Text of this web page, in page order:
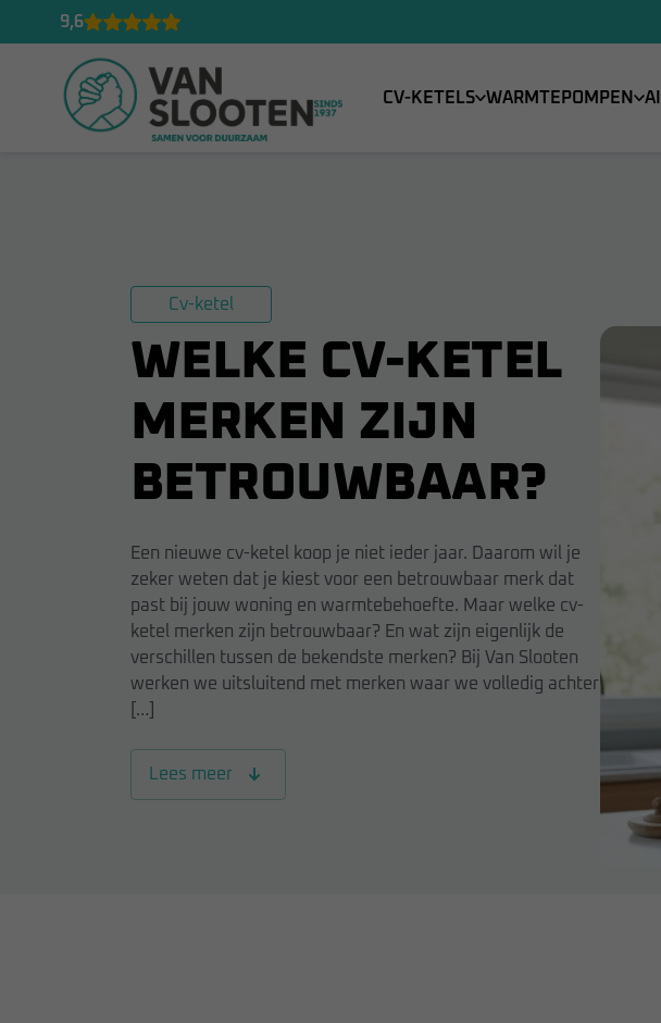
9,6
CV-KETELS WARMTEPOMPEN
Cv-ketel
WELKE CV-KETEL
MERKEN ZIJN
BETROUWBAAR?
Een nieuwe cv-ketel koop je niet ieder jaar. Daarom wil je
zeker weten dat je kiest voor een betrouwbaar merk dat
past bij jouw woning en warmtebehoefte. Maar welke cv-
ketel merken zijn betrouwbaar? En wat zijn eigenlijk de
verschillen tussen de bekendste merken? Bij Van Slooten
werken we uitsluitend met merken waar we volledig achter
[…]
Lees meer